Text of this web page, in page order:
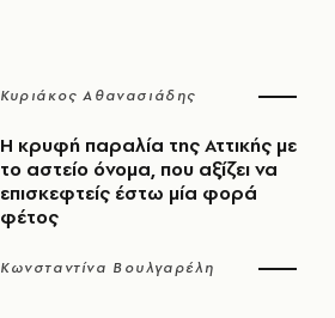
Κυριάκος Αθανασιάδης
Η κρυφή παραλία της Αττικής με
το αστείο όνομα, που αξίζει να
επισκεφτείς έστω μία φορά
φέτος
Κωνσταντίνα Βουλγαρέλη